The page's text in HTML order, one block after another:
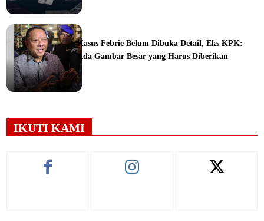
Kasus Febrie Belum Dibuka Detail, Eks KPK:
Ada Gambar Besar yang Harus Diberikan
IKUTI KAMI